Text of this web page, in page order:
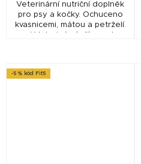
Veterinární nutriční doplněk
pro psy a kočky. Ochuceno
kvasnicemi, mátou a petrželí.
-5 % kód Fit5